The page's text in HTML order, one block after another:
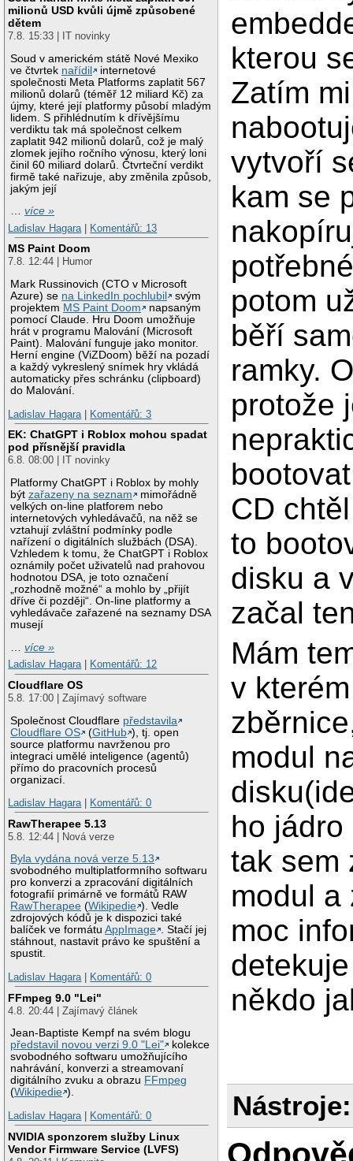
milionů USD kvůli újmě způsobené
dětem
7.8. 15:33 | IT novinky
Soud v americkém státě Nové Mexiko
ve čtvrtek nařídil
internetové
společnosti Meta Platforms zaplatit 567
milionů dolarů (téměř 12 miliard Kč) za
újmy, které její platformy působí mladým
lidem. S přihlédnutím k dřívějšímu
verdiktu tak má společnost celkem
zaplatit 942 milionů dolarů, což je malý
zlomek jejího ročního výnosu, který loni
činil 60 miliard dolarů. Čtvrteční verdikt
firmě také nařizuje, aby změnila způsob,
jakým její
…více »
Ladislav Hagara
Komentářů: 13
MS Paint Doom
7.8. 12:44 | Humor
Mark Russinovich (CTO v Microsoft
Azure) se na LinkedIn pochlubil
svým
projektem MS Paint Doom
napsaným
pomocí Claude. Hru Doom umožňuje
hrát v programu Malování (Microsoft
Paint). Malování funguje jako monitor.
Herní engine (ViZDoom) běží na pozadí
a každý vykreslený snímek hry vkládá
automaticky přes schránku (clipboard)
do Malování.
Ladislav Hagara
Komentářů: 3
EK: ChatGPT i Roblox mohou spadat
pod přísnější pravidla
6.8. 08:00 | IT novinky
Platformy ChatGPT i Roblox by mohly
býtzařazeny na seznam
mimořádně
velkých on-line platforem nebo
internetových vyhledávačů, na něž se
vztahují zvláštní podmínky podle
nařízení o digitálních službách (DSA).
Vzhledem k tomu, že ChatGPT i Roblox
oznámily počet uživatelů nad prahovou
hodnotou DSA, je toto označení
„rozhodně možné“ a mohlo by „přijít
dříve či později“. On-line platformy a
vyhledávače zařazené na seznamy DSA
musejí
…více »
Ladislav Hagara| Komentářů: 12
Cloudflare OS
5.8. 17:00 | Zajímavý software
Společnost Cloudflare představila
Cloudflare OS
(GitHub ), tj. open
source platformu navrženou pro
integraci umělé inteligence (agentů)
přímo do pracovních procesů
organizací.
Ladislav Hagara| Komentářů: 0
RawTherapee 5.13
5.8. 12:44 | Nová verze
Byla vydána nová verze 5.13
svobodného multiplatformního softwaru
pro konverzi a zpracování digitálních
fotografií primárně ve formátů RAW
RawTherapee (Wikipedie ). Vedle
zdrojových kódů je k dispozici také
balíček ve formátuAppImage . Stačí jej
stáhnout, nastavit právo ke spuštění a
spustit.
Ladislav Hagara| Komentářů: 0
FFmpeg 9.0 "Lei"
4.8. 20:44 | Zajímavý článek
Jean-Baptiste Kempf na svém blogu
představil novou verzi 9.0 "Lei"
kolekce
svobodného softwaru umožňujícího
nahrávání, konverzi a streamovaní
digitálního zvuku a obrazu FFmpeg
(Wikipedie ).
Ladislav Hagara| Komentářů: 0
NVIDIA sponzorem služby Linux
Vendor Firmware Service (LVFS)
kterou
Zatím
vytvoří
kam se
potom
běří
ramky.
protože
CD
to
disku a
začal
Mám
v
modul
ho
tak sem
modul a
moc
někdo
Nástroje: